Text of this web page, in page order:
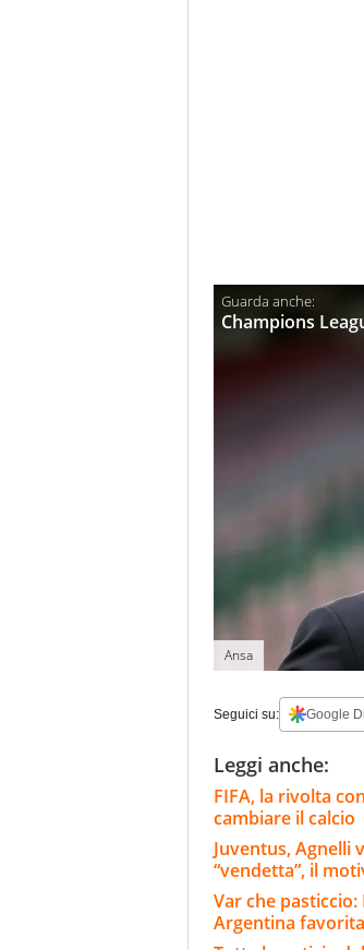
Champions
Ansa
Seguici su: Google
Leggi anche:
FIFA, la rivolta
cambiare il calcio
Juventus, Agnelli
“vendetta”, il
Var che
Argentina